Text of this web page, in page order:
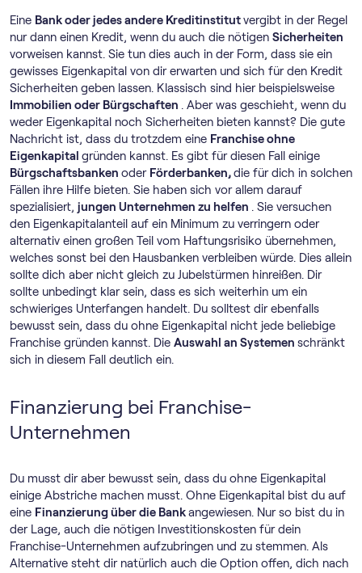
Eine Bank oder jedes andere Kreditinstitutvergibt in der Regel
nur dann einen Kredit, wenn du auch die nötigen Sicherheiten
vorweisen kannst. Sie tun dies auch in der Form, dass sie ein
gewisses Eigenkapital von dir erwarten und sich für den Kredit
Sicherheiten geben lassen. Klassisch sind hier beispielsweise
Immobilien oder Bürgschaften . Aber was geschieht, wenn du
weder Eigenkapital noch Sicherheiten bieten kannst? Die gute
Nachricht ist, dass du trotzdem eine Franchise ohne
Eigenkapital gründen kannst. Es gibt für diesen Fall einige
Bürgschaftsbanken oder Förderbanken,die für dich in solchen
Fällen ihre Hilfe bieten. Sie haben sich vor allem darauf
spezialisiert, jungen Unternehmen zu helfen . Sie versuchen
den Eigenkapitalanteil auf ein Minimum zu verringern oder
alternativ einen großen Teil vom Haftungsrisiko übernehmen,
welches sonst bei den Hausbanken verbleiben würde. Dies allein
sollte dich aber nicht gleich zu Jubelstürmen hinreißen. Dir
sollte unbedingt klar sein, dass es sich weiterhin um ein
schwieriges Unterfangen handelt. Du solltest dir ebenfalls
bewusst sein, dass du ohne Eigenkapital nicht jede beliebige
Franchise gründen kannst. Die Auswahl an Systemen schränkt
sich in diesem Fall deutlich ein.
Finanzierung bei Franchise-
Unternehmen
Du musst dir aber bewusst sein, dass du ohne Eigenkapital
einige Abstriche machen musst. Ohne Eigenkapital bist du auf
eine Finanzierung über die Bankangewiesen. Nur so bist du in
der Lage, auch die nötigen Investitionskosten für dein
Franchise-Unternehmen aufzubringen und zu stemmen. Als
Alternative steht dir natürlich auch die Option offen, dich nach